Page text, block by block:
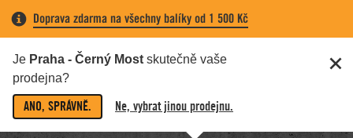
Doprava zdarma na všechny balíky od 1 500 Kč
Je Praha - Černý Most skutečně vaše
prodejna?
ANO, SPRÁVNĚ. Ne, vybrat jinou prodejnu.